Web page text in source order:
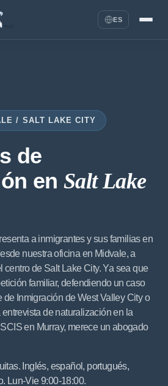
ES
/ SALT LAKE CITY
de
en Salt Lake
a inmigrantes y sus familias en
nuestra oficina en Midvale, a
centro de Salt Lake City. Ya sea que
familiar, defendiendo un caso
de Inmigración de West Valley City o
de naturalización en la
en Murray, merece un abogado
Inglés, español, portugués,
Lun-Vie 9:00-18:00.